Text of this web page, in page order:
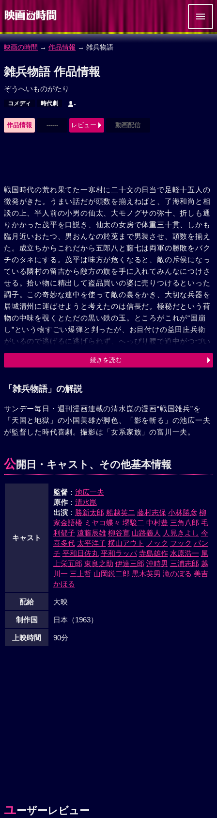
映画の時間 → 作品情報 → 雑兵物語
雑兵物語 作品情報
ぞうへいものがたり
コメディ 時代劇 -
作品情報 ------ レビュー 動画配信
戦国時代の荒れ果てた一寒村に二十文の日当で足軽十五人の
徴発がきた。うまい話だが頭数を揃えねばと、了海和尚と相
談の上、半人前の小男の仙太、大モノグサの弥十、折しも通
りかかった茂平を口説き、仙太の女房で体重三十貫、しかも
臨月近いおたつ、男おんなの於莵まで男装させ、頭数を揃え
た。成立ちからこれだから五郎八と藤七は両軍の勝敗をバク
チのタネにする。茂平は味方が危くなると、敵の斥侯になっ
ている隣村の留吉から敵方の旗を手に入れてみんなにつけさ
せる。拾い物に精出して盗品買いの婆に売りつけるといった
調子。この奇妙な連中を使って敵の裏をかき、大切な兵器を
居城清州に運ばせようと考えたのは信長だ。極秘だという荷
物の中味を覗くとただの黒い鉄の玉。ところがこれが“国崩
し”という物すごい爆弾と判ったが、お目付けの益田庄兵衛
がいるので逃げるに逃げられず、へっぴり腰で道中がつづい
た。清州にたどりつき、明朝を期して砲撃と決ったが、一足
さきに故郷へ帰ったはずの仙太夫婦と赤ん坊が敵の城にいる
け、雑兵たちや仙太親子を脱出させた。とたんに大音響、茂
てみれば、砦はあとかたもなく、ただ巨大なキノコ状の翼が
天を突き上げるようにグングンのびていた。
続きを読む
「雑兵物語」の解説
サンデー毎日・週刊漫画連載の清水崑の漫画“戦国雑兵”を
「天国と地獄」の小国美雄が脚色、「影を斬る」の池広一夫
が監督した時代喜劇。撮影は「女系家族」の富川一夫。
公開日・キャスト、その他基本情報
キャスト
監督： 池広一夫
原作： 清水崑
出演： 勝新太郎 船越英二 藤村志保 小林勝彦 柳
家金語楼 ミヤコ蝶々 堺駿二 中村豊 三角八郎 毛
利郁子 遠藤辰雄 柳谷寛 山路義人 人見きよし 今
喜多代 太平洋子 横山アウト ノック フック パン
チ 平和日佐丸 平和ラッパ 寺島雄作 水原浩一 尾
上栄五郎 東良之助 伊達三郎 沖時男 三浦志郎 越
川一 三上哲 山岡鋭二郎 黒木英男 滝のぼる 美吉
かほる
配給 大映
制作国 日本（1963）
上映時間 90分
ユーザーレビュー